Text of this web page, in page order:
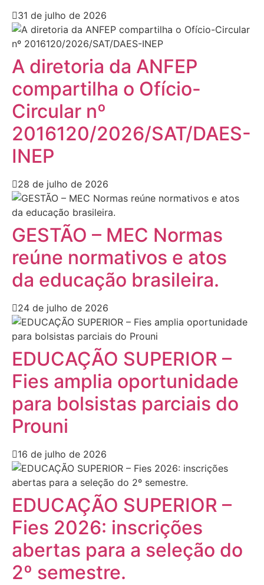
31 de julho de 2026
A diretoria da ANFEP
compartilha o Ofício-
Circular nº
2016120/2026/SAT/DAES-
INEP
28 de julho de 2026
GESTÃO – MEC Normas
reúne normativos e atos
da educação brasileira.
24 de julho de 2026
EDUCAÇÃO SUPERIOR –
Fies amplia oportunidade
para bolsistas parciais do
Prouni
16 de julho de 2026
EDUCAÇÃO SUPERIOR –
Fies 2026: inscrições
abertas para a seleção do
2º semestre.